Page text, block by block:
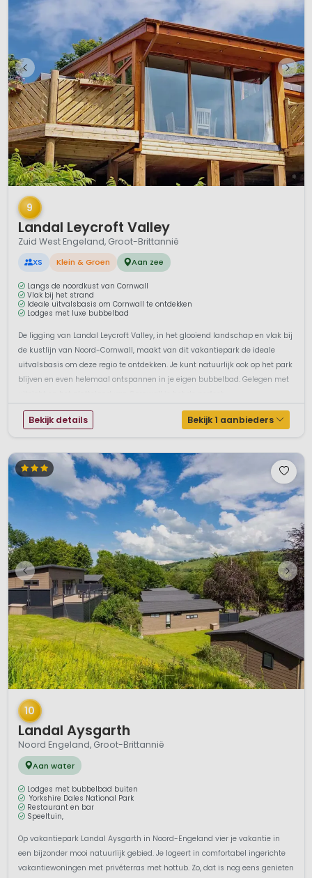
1 / 12
9
Landal Leycroft Valley
Zuid West Engeland, Groot-Brittannië
XS Klein & Groen Aan zee
Langs de noordkust van Cornwall
Vlak bij het strand
Ideale uitvalsbasis om Cornwall te ontdekken
Lodges met luxe bubbelbad
De ligging van Landal Leycroft Valley, in het glooiend landschap en vlak bij
de kustlijn van Noord-Cornwall, maakt van dit vakantiepark de ideale
uitvalsbasis om deze regio te ontdekken. Je kunt natuurlijk ook op het park
blijven en even helemaal ontspannen in je eigen bubbelbad. Gelegen met
Bekijk details Bekijk 1 aanbieders
1 / 12
10
Landal Aysgarth
Noord Engeland, Groot-Brittannië
Aan water
Lodges met bubbelbad buiten
Yorkshire Dales National Park
Restaurant en bar
Speeltuin,
Op vakantiepark Landal Aysgarth in Noord-Engeland vier je vakantie in
een bijzonder mooi natuurlijk gebied. Je logeert in comfortabel ingerichte
vakantiewoningen met privéterras met hottub. Zo, dat is nog eens genieten